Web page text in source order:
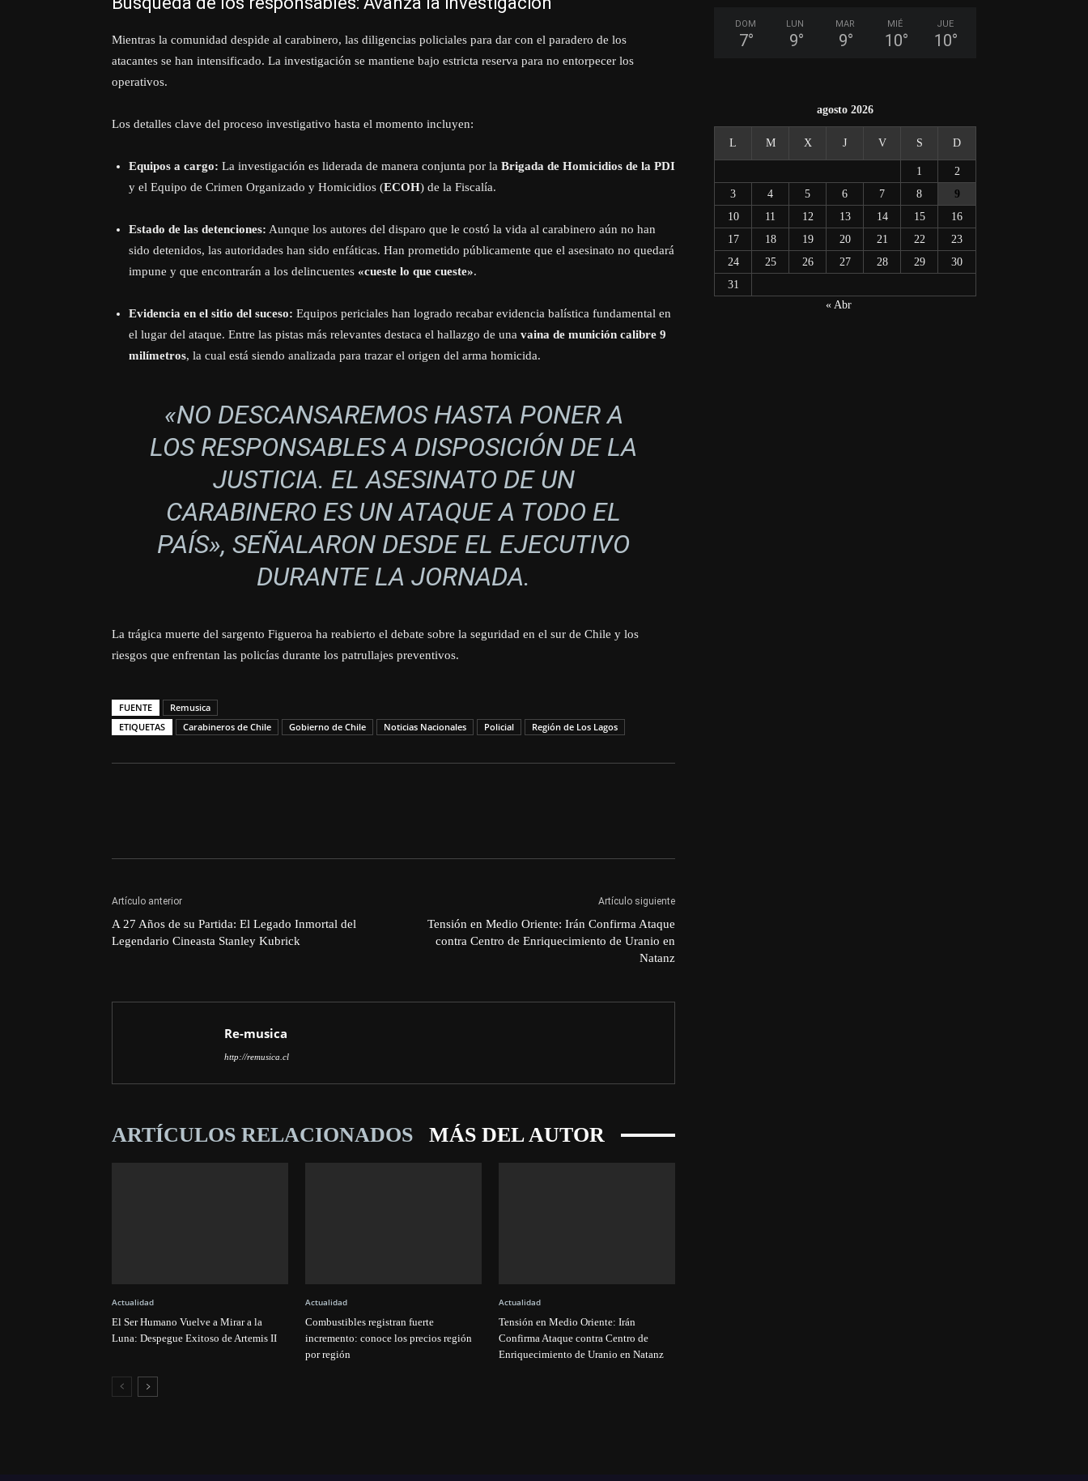
Mientras la comunidad despide al carabinero, las diligencias policiales para dar con el paradero de los
atacantes se han intensificado. La investigación se mantiene bajo estricta reserva para no entorpecer los
operativos.
Los detalles clave del proceso investigativo hasta el momento incluyen:
Equipos a cargo: La investigación es liderada de manera conjunta por la Brigada de Homicidios de la PDI
y el Equipo de Crimen Organizado y Homicidios (ECOH) de la Fiscalía.
Estado de las detenciones: Aunque los autores del disparo que le costó la vida al carabinero aún no han
sido detenidos, las autoridades han sido enfáticas. Han prometido públicamente que el asesinato no quedará
impune y que encontrarán a los delincuentes «cueste lo que cueste».
Evidencia en el sitio del suceso: Equipos periciales han logrado recabar evidencia balística fundamental en
el lugar del ataque. Entre las pistas más relevantes destaca el hallazgo de una vaina de munición calibre 9
milímetros, la cual está siendo analizada para trazar el origen del arma homicida.
«NO DESCANSAREMOS HASTA PONER A
LOS RESPONSABLES A DISPOSICIÓN DE LA
JUSTICIA. EL ASESINATO DE UN
CARABINERO ES UN ATAQUE A TODO EL
PAÍS», SEÑALARON DESDE EL EJECUTIVO
DURANTE LA JORNADA.
La trágica muerte del sargento Figueroa ha reabierto el debate sobre la seguridad en el sur de Chile y los
riesgos que enfrentan las policías durante los patrullajes preventivos.
FUENTE
Remusica
ETIQUETAS
Carabineros de Chile Gobierno de Chile Noticias Nacionales Policial Región de Los Lagos
Artículo anterior
A 27 Años de su Partida: El Legado Inmortal del
Legendario Cineasta Stanley Kubrick
Artículo siguiente
Tensión en Medio Oriente: Irán Confirma Ataque
contra Centro de Enriquecimiento de Uranio en
Natanz
Re-musica
http://remusica.cl
ARTÍCULOS RELACIONADOS MÁS DEL AUTOR
Actualidad
El Ser Humano Vuelve a Mirar a la
Luna: Despegue Exitoso de Artemis II
Actualidad
Combustibles registran fuerte
incremento: conoce los precios región
por región
Actualidad
Tensión en Medio Oriente: Irán
Confirma Ataque contra Centro de
Enriquecimiento de Uranio en Natanz
DOM
7°
LUN
9°
MAR
9°
MIÉ
10°
JUE
10°
agosto 2026
L M X J V S D
1
2
3
4 5 6 7 8
9
10
11 12 13 14 15
16
17
18 19 20 21 22
23
24
25 26 27 28 29
30
31
« Abr